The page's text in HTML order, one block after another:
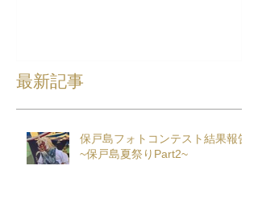
最新記事
保戸島フォトコンテスト結果報告
~保戸島夏祭りPart2~